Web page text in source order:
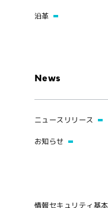
沿革
News
ニュースリリース
お知らせ
情報セキュリティ基